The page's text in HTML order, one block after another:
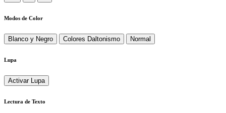
Modos de Color
Blanco y Negro Colores Daltonismo Normal
Lupa
Activar Lupa
Lectura de Texto